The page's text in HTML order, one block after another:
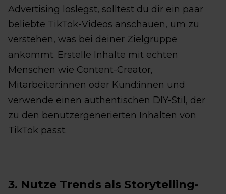
Advertising loslegst, solltest du dir ein paar
beliebte TikTok-Videos anschauen, um zu
verstehen, was bei deiner Zielgruppe
ankommt. Erstelle Inhalte mit echten
Menschen wie Content-Creator,
Mitarbeiter:innen oder Kund:innen und
verwende einen authentischen DIY-Stil, der
zu den benutzergenerierten Inhalten von
TikTok passt.
3. Nutze Trends als Storytelling-